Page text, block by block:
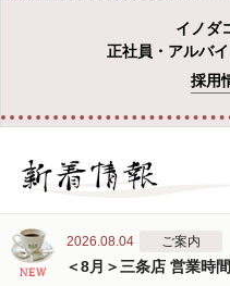
イノダ
正社員・アルバ
採用
2026.08.04 ご案内
＜8月＞三条店 営業時